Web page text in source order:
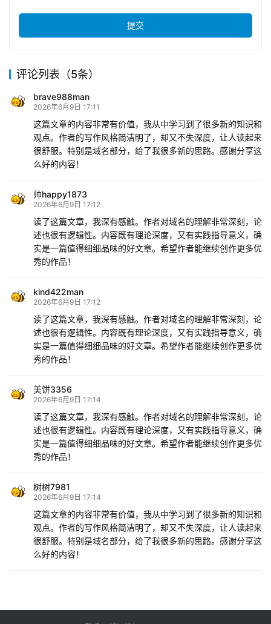
提交
评论列表（5条）
brave988man
2026年6月9日 17:11
这篇文章的内容非常有价值，我从中学习到了很多新的知识和
观点。作者的写作风格简洁明了，却又不失深度，让人读起来
很舒服。特别是域名部分，给了我很多新的思路。感谢分享这
么好的内容！
帅happy1873
2026年6月9日 17:12
读了这篇文章，我深有感触。作者对域名的理解非常深刻，论
述也很有逻辑性。内容既有理论深度，又有实践指导意义，确
实是一篇值得细细品味的好文章。希望作者能继续创作更多优
秀的作品！
kind422man
2026年6月9日 17:12
读了这篇文章，我深有感触。作者对域名的理解非常深刻，论
述也很有逻辑性。内容既有理论深度，又有实践指导意义，确
实是一篇值得细细品味的好文章。希望作者能继续创作更多优
秀的作品！
美饼3356
2026年6月9日 17:14
读了这篇文章，我深有感触。作者对域名的理解非常深刻，论
述也很有逻辑性。内容既有理论深度，又有实践指导意义，确
实是一篇值得细细品味的好文章。希望作者能继续创作更多优
秀的作品！
树树7981
2026年6月9日 17:14
这篇文章的内容非常有价值，我从中学习到了很多新的知识和
观点。作者的写作风格简洁明了，却又不失深度，让人读起来
很舒服。特别是域名部分，给了我很多新的思路。感谢分享这
么好的内容！